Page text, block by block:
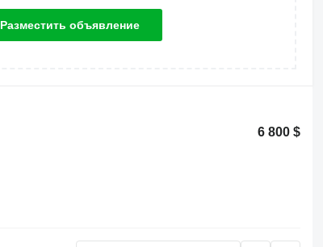
Разместить объявление
6 800 $